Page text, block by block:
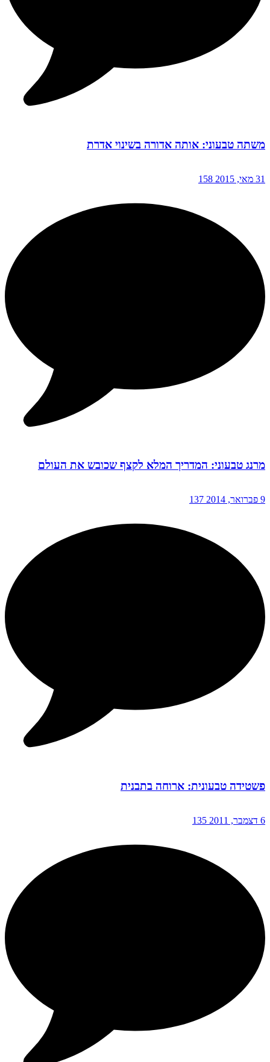
משתה טבעוני: אותה אדורה בשינוי אדרת
31 מאי, 2015 158
מרנג טבעוני: המדריך המלא לקצף שכובש את העולם
9 פברואר, 2014 137
פשטידה טבעונית: ארוחה בתבנית
6 דצמבר, 2011 135